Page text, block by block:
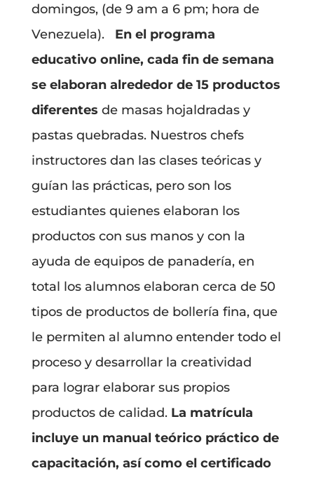
domingos, (de 9 am a 6 pm; hora de
Venezuela). En el programa
educativo online, cada fin de semana
se elaboran alrededor de 15 productos
diferentes de masas hojaldradas y
pastas quebradas. Nuestros chefs
instructores dan las clases teóricas y
guían las prácticas, pero son los
estudiantes quienes elaboran los
productos con sus manos y con la
ayuda de equipos de panadería, en
total los alumnos elaboran cerca de 50
tipos de productos de bollería fina, que
le permiten al alumno entender todo el
proceso y desarrollar la creatividad
para lograr elaborar sus propios
productos de calidad. La matrícula
incluye un manual teórico práctico de
capacitación, así como el certificado